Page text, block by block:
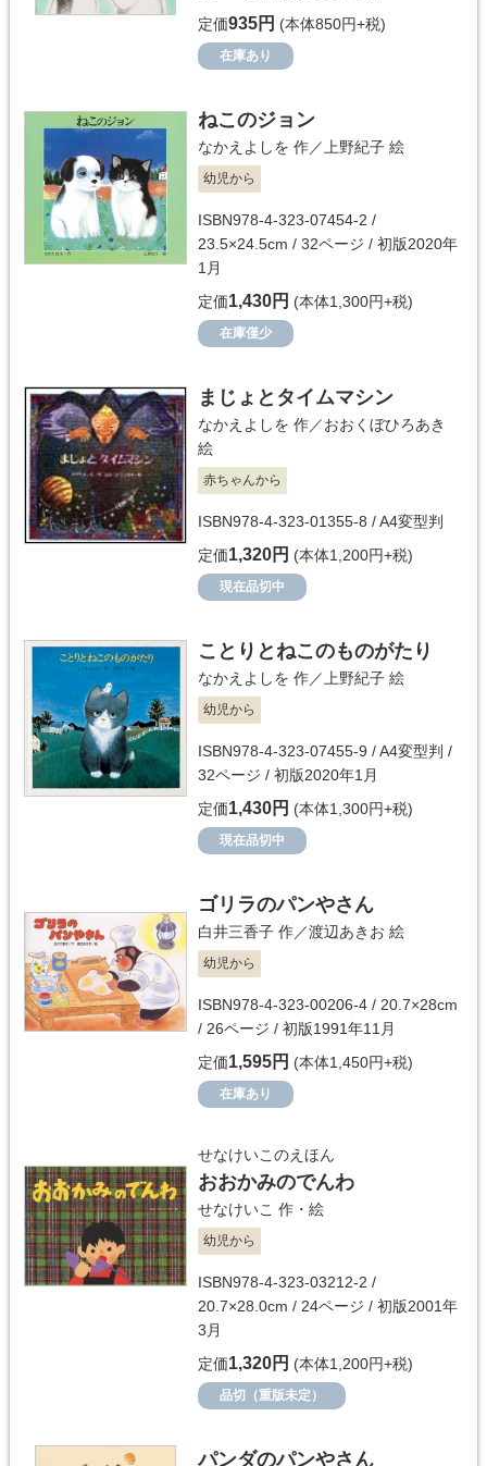
定価935円 (本体850円+税)
在庫あり
ねこのジョン
なかえよしを 作／ 上野紀子 絵
幼児から
ISBN978-4-323-07454-2 /
23.5×24.5cm / 32ページ / 初版2020年
1月
定価1,430円 (本体1,300円+税)
在庫僅少
まじょとタイムマシン
なかえよしを 作／おおくぼひろあき
絵
赤ちゃんから
ISBN978-4-323-01355-8 / A4変型判
定価1,320円 (本体1,200円+税)
現在品切中
ことりとねこのものがたり
なかえよしを 作／ 上野紀子 絵
幼児から
ISBN978-4-323-07455-9 / A4変型判 /
32ページ / 初版2020年1月
定価1,430円 (本体1,300円+税)
現在品切中
ゴリラのパンやさん
白井三香子 作／渡辺あきお 絵
幼児から
ISBN978-4-323-00206-4 / 20.7×28cm
/ 26ページ / 初版1991年11月
定価1,595円 (本体1,450円+税)
在庫あり
せなけいこのえほん
おおかみのでんわ
せなけいこ 作・絵
幼児から
ISBN978-4-323-03212-2 /
20.7×28.0cm / 24ページ / 初版2001年
3月
定価1,320円 (本体1,200円+税)
品切（重版未定）
パンダのパンやさん